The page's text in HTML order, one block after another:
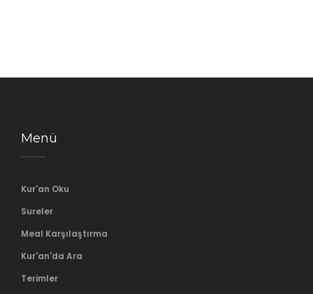
Menü
Kur'an Oku
Sureler
Meal Karşılaştırma
Kur'an'da Ara
Terimler